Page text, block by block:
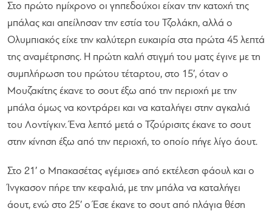
Στο πρώτο ημίχρονο οι γηπεδούχοι είχαν την κατοχή της
μπάλας και απείλησαν την εστία του Τζολάκη, αλλά ο
Ολυμπιακός είχε την καλύτερη ευκαιρία στα πρώτα 45 λεπτά
της αναμέτρησης. Η πρώτη καλή στιγμή του ματς έγινε με τη
συμπλήρωση του πρώτου τέταρτου, στο 15′, όταν ο
Μουζακίτης έκανε το σουτ έξω από την περιοχή με την
μπάλα όμως να κοντράρει και να καταλήγει στην αγκαλιά
του Λοντίγκιν. Ένα λεπτό μετά ο Τζούρισιτς έκανε το σουτ
στην κίνηση έξω από την περιοχή, το οποίο πήγε λίγο άουτ.
Στο 21′ ο Μπακασέτας «γέμισε» από εκτέλεση φάουλ και ο
Ίνγκασον πήρε την κεφαλιά, με την μπάλα να καταλήγει
άουτ, ενώ στο 25′ ο Έσε έκανε το σουτ από πλάγια θέση